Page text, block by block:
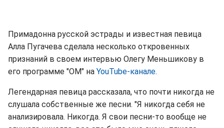
Примадонна русской эстрады и известная певица
Алла Пугачева сделала несколько откровенных
признаний в своем интервью Олегу Меньшикову в
его программе "ОМ" на YouTube-канале.
Легендарная певица рассказала, что почти никогда не
слушала собственные же песни. "Я никогда себя не
анализировала. Никогда. Я свои песни-то вообще не